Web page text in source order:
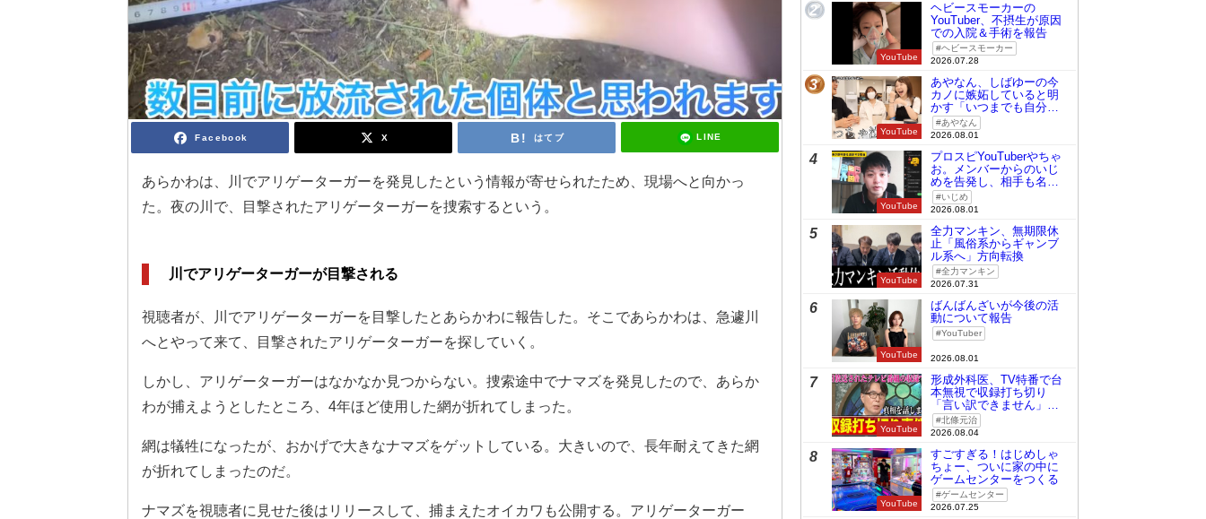
Facebook X はてブ LINE
あらかわは、川でアリゲーターガーを発見したという情報が寄せられたため、現場へと向かっ
た。夜の川で、目撃されたアリゲーターガーを捜索するという。
川でアリゲーターガーが目撃される
視聴者が、川でアリゲーターガーを目撃したとあらかわに報告した。そこであらかわは、急遽川
へとやって来て、目撃されたアリゲーターガーを探していく。
しかし、アリゲーターガーはなかなか見つからない。捜索途中でナマズを発見したので、あらか
わが捕えようとしたところ、4年ほど使用した網が折れてしまった。
網は犠牲になったが、おかげで大きなナマズをゲットしている。大きいので、長年耐えてきた網
が折れてしまったのだ。
ナマズを視聴者に見せた後はリリースして、捕まえたオイカワも公開する。アリゲーターガー
2
YouTube
ヘビースモーカーの
YouTuber、不摂生が原因
での入院＆手術を報告
ヘビースモーカー
2026.07.28
3
YouTube
あやなん、しばゆーの今
カノに嫉妬していると明
かす「いつまでも自分の
ものみたいに…」
あやなん
2026.08.01
4
YouTube
プロスピYouTuberやちゃ
お。メンバーからのいじ
めを告発し、相手も名指
しで批判
いじめ
2026.08.01
5
YouTube
全力マンキン、無期限休
止「風俗系からギャンブ
ル系へ」方向転換
全力マンキン
2026.07.31
6
YouTube
ばんばんざいが今後の活
動について報告
YouTuber
2026.08.01
7
YouTube
形成外科医、TV特番で台
本無視で収録打ち切り
「言い訳できません」と
謝罪北條元治
2026.08.04
8
YouTube
すごすぎる！はじめしゃ
ちょー、ついに家の中に
ゲームセンターをつくる
ゲームセンター
2026.07.25